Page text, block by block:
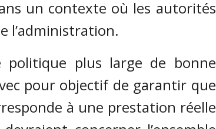
un contexte où les autorités
l’administration.
politique plus large de bonne
pour objectif de garantir que
à une prestation réelle